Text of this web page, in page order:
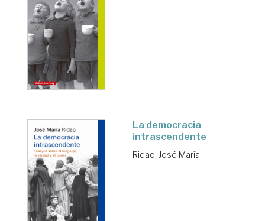
La democracia
intrascendente
Ridao, José María